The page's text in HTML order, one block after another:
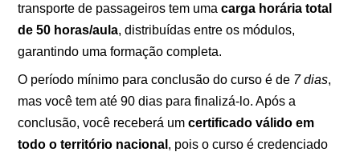
transporte de passageiros tem umacarga horária total
de 50 horas/aula, distribuídas entre os módulos,
garantindo uma formação completa.
O período mínimo para conclusão do curso é de 7 dias,
mas você tem até 90 dias para finalizá-lo. Após a
conclusão, você receberá umcertificado válido em
todo o território nacional , pois o curso é credenciado